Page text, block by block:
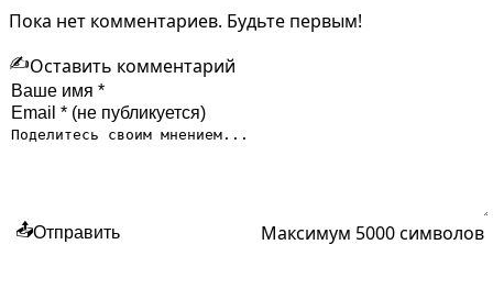
Пока нет комментариев. Будьте первым!
✍️Оставить комментарий
📤Отправить Максимум 5000 символов